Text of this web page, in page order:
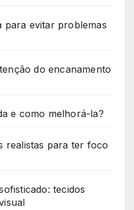
para evitar problemas
do encanamento
e como melhorá-la?
realistas para ter foco
tecidos